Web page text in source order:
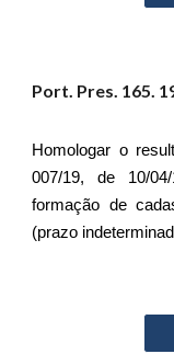
Port. Pres. 165.
Homologar o
007/19, de 10/
formação de
(prazo